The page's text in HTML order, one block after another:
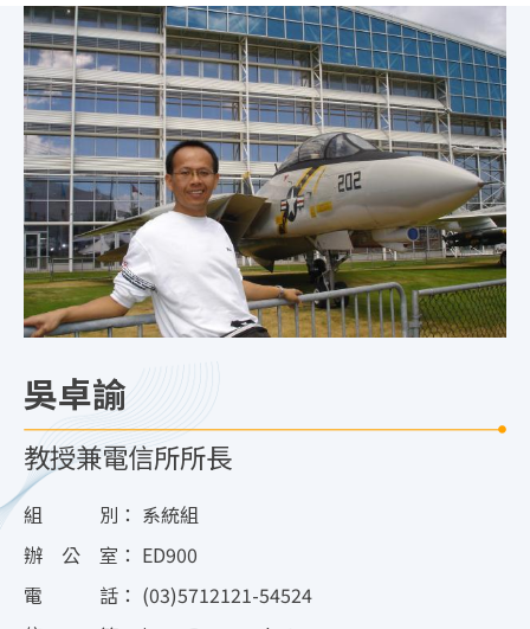
吳卓諭
教授兼電信所所長
組 別： 系統組
辦 公 室： ED900
電 話： (03)5712121-54524